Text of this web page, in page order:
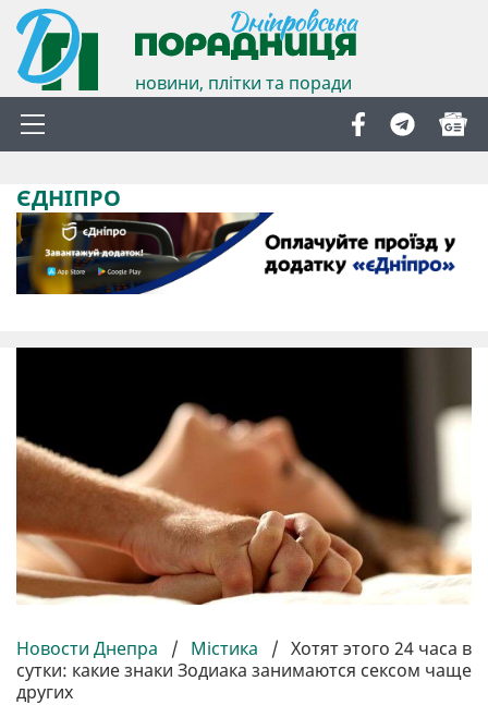
новини, плітки та поради
ЄДНІПРО
Новости Днепра / Містика / Хотят этого 24 часа в
сутки: какие знаки Зодиака занимаются сексом чаще
других